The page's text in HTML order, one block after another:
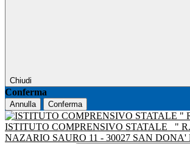
Chiudi
Conferma
Annulla Conferma
ISTITUTO COMPRENSIVO STATALE "
NAZARIO SAURO 11 - 30027 SAN DONA'